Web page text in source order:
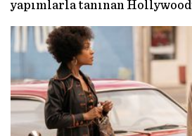
yapımlarla tanınan
gerçekleştirdik.